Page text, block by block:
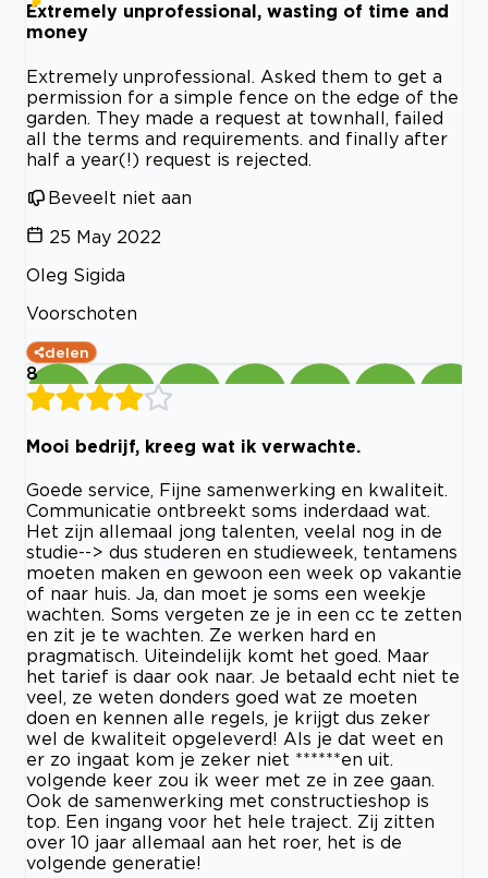
Extremely unprofessional, wasting of time and
money
Extremely unprofessional. Asked them to get a
permission for a simple fence on the edge of the
garden. They made a request at townhall, failed
all the terms and requirements. and finally after
half a year(!) request is rejected.
Beveelt niet aan
25 May 2022
Oleg Sigida
Voorschoten
delen
8
Mooi bedrijf, kreeg wat ik verwachte.
Goede service, Fijne samenwerking en kwaliteit.
Communicatie ontbreekt soms inderdaad wat.
Het zijn allemaal jong talenten, veelal nog in de
studie--> dus studeren en studieweek, tentamens
moeten maken en gewoon een week op vakantie
of naar huis. Ja, dan moet je soms een weekje
wachten. Soms vergeten ze je in een cc te zetten
en zit je te wachten. Ze werken hard en
pragmatisch. Uiteindelijk komt het goed. Maar
het tarief is daar ook naar. Je betaald echt niet te
veel, ze weten donders goed wat ze moeten
doen en kennen alle regels, je krijgt dus zeker
wel de kwaliteit opgeleverd! Als je dat weet en
er zo ingaat kom je zeker niet ******en uit.
volgende keer zou ik weer met ze in zee gaan.
Ook de samenwerking met constructieshop is
top. Een ingang voor het hele traject. Zij zitten
over 10 jaar allemaal aan het roer, het is de
volgende generatie!